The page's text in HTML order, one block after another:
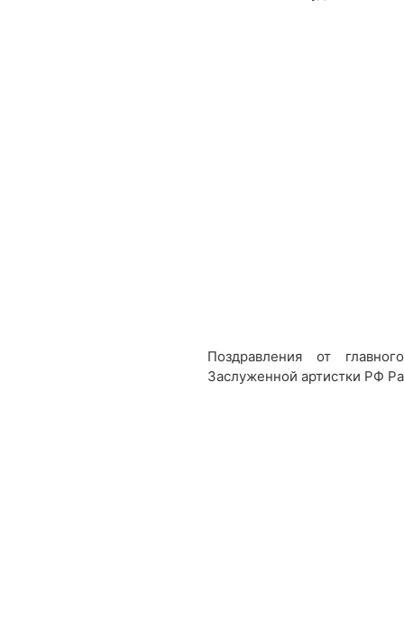
Поздравления от
Заслуженной артистки РФ